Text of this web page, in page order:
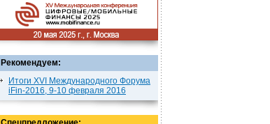
Рекомендуем:
Итоги XVI Международного Форума
iFin-2016, 9-10 февраля 2016